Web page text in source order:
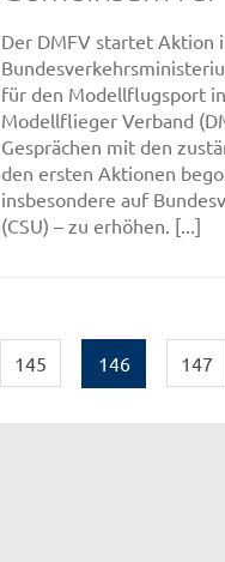
Der DMFV startet Aktion
für den Modellflugsport
Modellflieger Verband
Gesprächen mit den
den ersten Aktionen
insbesondere auf
(CSU) – zu erhöhen. [...]
145 146 147